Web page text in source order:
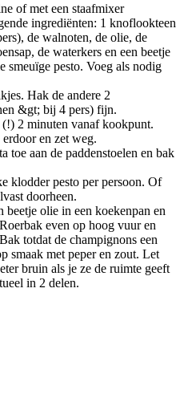
of met een staafmixer
ingrediënten: 1 knoflookteen
de walnoten, de olie, de
de waterkers en een beetje
smeuïge pesto. Voeg als nodig
Hak de andere 2
&gt; bij 4 pers) fijn.
2 minuten vanaf kookpunt.
en zet weg.
toe aan de paddenstoelen en bak
klodder pesto per persoon. Of
doorheen.
beetje olie in een koekenpan en
even op hoog vuur en
totdat de champignons een
smaak met peper en zout. Let
bruin als je ze de ruimte geeft
in 2 delen.